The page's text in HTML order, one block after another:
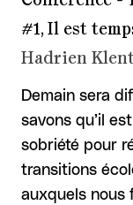
#1, Il est
Hadrien
Demain sera
savons qu’il
sobriété pour
transitions
auxquels nous